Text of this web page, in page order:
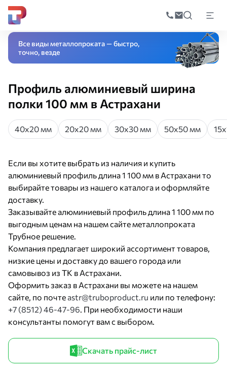
по
Главная Алюминиевый профиль
Все виды металлопроката — быстро,
точно, везде
Профиль алюминиевый ширина
полки 100 мм в Астрахани
40х20 мм 20х20 мм 30х30 мм 50х50 мм
Если вы хотите выбрать из наличия и купить
алюминиевый профиль длина 1 100 мм в Астрахани то
выбирайте товары из нашего каталога и оформляйте
доставку.
Заказывайте алюминиевый профиль длина 1 100 мм по
выгодным ценам на нашем сайте металлопроката
Трубное решение.
Компания предлагает широкий ассортимент товаров,
низкие цены и доставку до вашего города или
самовывоз из ТК в Астрахани.
Оформить заказ в Астрахани вы можете на нашем
сайте, по почте astr@truboproduct.ru или по телефону:
+7 (8512) 46-47-96. При необходимости наши
консультанты помогут вам с выбором.
Скачать прайс-лист